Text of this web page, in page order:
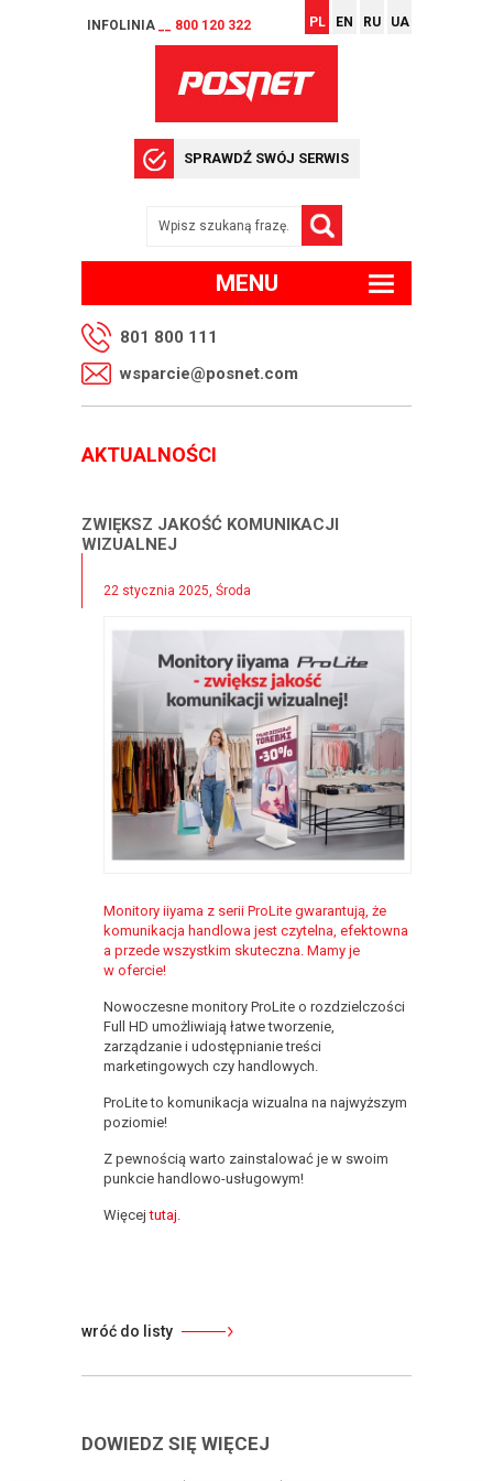
INFOLINIA __ 800 120 322 PL EN RU UA
SPRAWDŹ SWÓJ SERWIS
MENU
801 800 111
wsparcie@posnet.com
AKTUALNOŚCI
ZWIĘKSZ JAKOŚĆ KOMUNIKACJI
WIZUALNEJ
22 stycznia 2025, Środa
Monitory iiyama z serii ProLite gwarantują, że
komunikacja handlowa jest czytelna, efektowna
a przede wszystkim skuteczna. Mamy je
w ofercie!
Nowoczesne monitory ProLite o rozdzielczości
Full HD umożliwiają łatwe tworzenie,
zarządzanie i udostępnianie treści
marketingowych czy handlowych.
ProLite to komunikacja wizualna na najwyższym
poziomie!
Z pewnością warto zainstalować je w swoim
punkcie handlowo-usługowym!
Więcejtutaj.
wróć do listy
DOWIEDZ SIĘ WIĘCEJ